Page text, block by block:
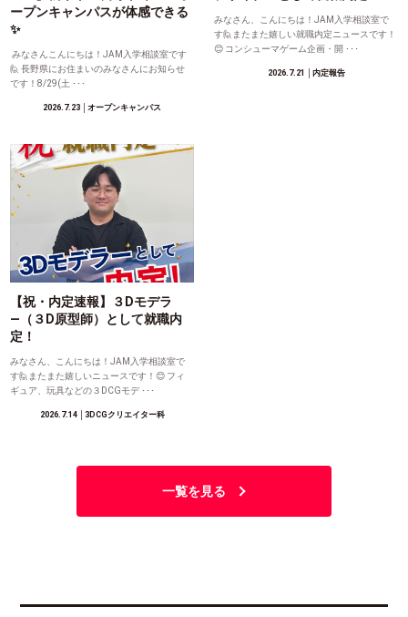
ープンキャンパスが体感できる
✨
みなさんこんにちは！JAM入学相談室です
🙋 長野県にお住まいのみなさんにお知らせ
です！8/29(土 ･･･
2026.7.23 │オープンキャンパス
みなさん、こんにちは！JAM入学相談室で
す🙋またまた嬉しい就職内定ニュースです！
😊 コンシューマゲーム企画・開 ･･･
2026.7.21 │内定報告
【祝・内定速報】３Dモデラ
―（３D原型師）として就職内
定！
みなさん、こんにちは！JAM入学相談室で
す🙋またまた嬉しいニュースです！😊 フィ
ギュア、玩具などの３DCGモデ ･･･
2026.7.14│3DCGクリエイター科
一覧を見る